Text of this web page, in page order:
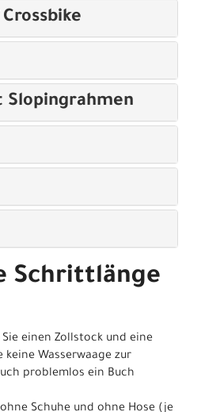
Slopingrahmen
Schrittlänge
einen Zollstock und eine
keine Wasserwaage zur
problemlos ein Buch
Schuhe und ohne Hose (je